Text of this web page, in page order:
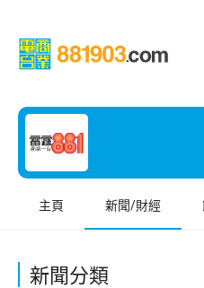
主頁 新聞/財經
新聞分類